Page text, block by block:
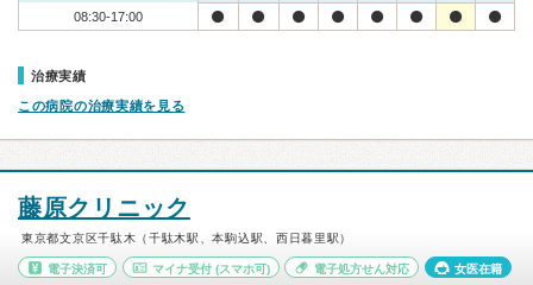
08:30-17:00
治療実績
この病院の治療実績を見る
藤原クリニック
東京都文京区千駄木（千駄木駅、本駒込駅、西日暮里駅）
電子決済可 マイナ受付(スマホ可) 電子処方せん対応 女医在籍